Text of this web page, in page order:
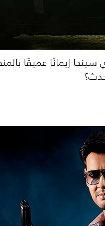
إيمانًا عميقًا